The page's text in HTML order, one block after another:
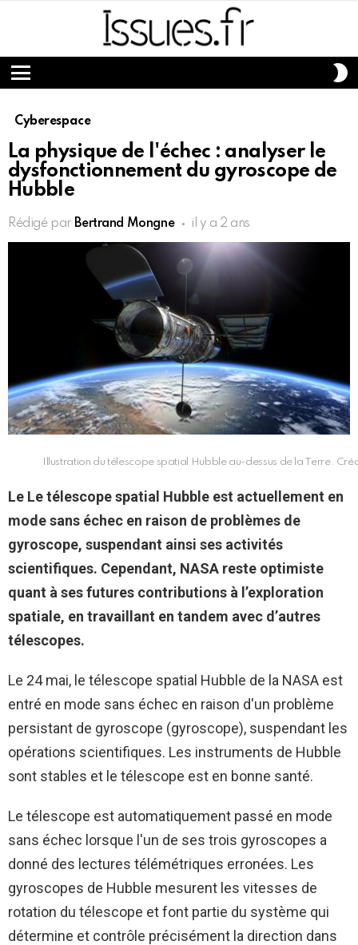
Menu
Cyberespace
La physique de l'échec : analyser le
dysfonctionnement du gyroscope de
Hubble
Rédigé par Bertrand Mongne il y a 2 ans
Illustration du télescope spatial Hubble au-dessus de la Terre.
Le Le télescope spatial Hubble est actuellement en
mode sans échec en raison de problèmes de
gyroscope, suspendant ainsi ses activités
scientifiques. Cependant, NASA reste optimiste
quant à ses futures contributions à l’exploration
spatiale, en travaillant en tandem avec d’autres
télescopes.
Le 24 mai, le télescope spatial Hubble de la NASA est
entré en mode sans échec en raison d'un problème
persistant de gyroscope (gyroscope), suspendant les
opérations scientifiques. Les instruments de Hubble
sont stables et le télescope est en bonne santé.
Le télescope est automatiquement passé en mode
sans échec lorsque l'un de ses trois gyroscopes a
donné des lectures télémétriques erronées. Les
gyroscopes de Hubble mesurent les vitesses de
rotation du télescope et font partie du système qui
détermine et contrôle précisément la direction dans